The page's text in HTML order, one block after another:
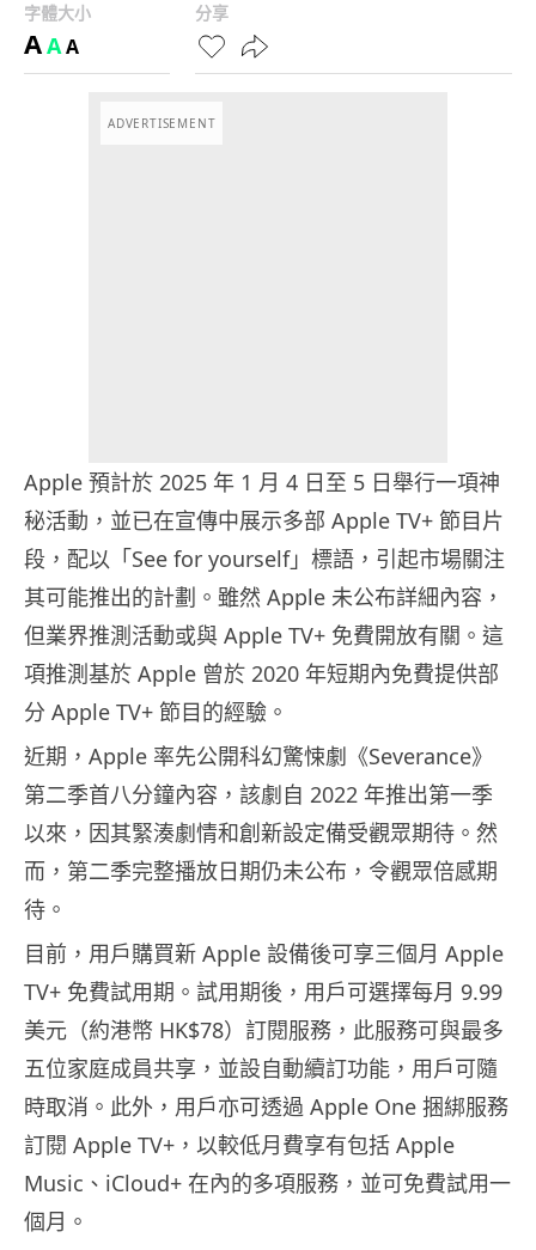
字體大小
AAA
分享
ADVERTISEMENT
Apple 預計於 2025 年 1 月 4 日至 5 日舉行一項神
秘活動，並已在宣傳中展示多部 Apple TV+ 節目片
段，配以「See for yourself」標語，引起市場關注
其可能推出的計劃。雖然 Apple 未公布詳細內容，
但業界推測活動或與 Apple TV+ 免費開放有關。這
項推測基於 Apple 曾於 2020 年短期內免費提供部
分 Apple TV+ 節目的經驗。
近期，Apple 率先公開科幻驚悚劇《Severance》
第二季首八分鐘內容，該劇自 2022 年推出第一季
以來，因其緊湊劇情和創新設定備受觀眾期待。然
而，第二季完整播放日期仍未公布，令觀眾倍感期
待。
目前，用戶購買新 Apple 設備後可享三個月 Apple
TV+ 免費試用期。試用期後，用戶可選擇每月 9.99
美元（約港幣 HK$78）訂閱服務，此服務可與最多
五位家庭成員共享，並設自動續訂功能，用戶可隨
時取消。此外，用戶亦可透過 Apple One 捆綁服務
訂閱 Apple TV+，以較低月費享有包括 Apple
Music、iCloud+ 在內的多項服務，並可免費試用一
個月。